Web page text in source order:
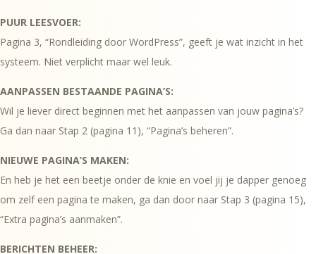
PUUR LEESVOER:
Pagina 3, “Rondleiding door WordPress”, geeft je wat inzicht in het
systeem. Niet verplicht maar wel leuk.
AANPASSEN BESTAANDE PAGINA’S:
Wil je liever direct beginnen met het aanpassen van jouw pagina’s?
Ga dan naar Stap 2 (pagina 11), “Pagina’s beheren”.
NIEUWE PAGINA’S MAKEN:
En heb je het een beetje onder de knie en voel jij je dapper genoeg
om zelf een pagina te maken, ga dan door naar Stap 3 (pagina 15),
“Extra pagina’s aanmaken”.
BERICHTEN BEHEER: